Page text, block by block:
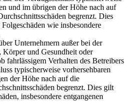
und im übrigen der Höhe nach auf
begrenzt. Dies
wie insbesondere
Unternehmern außer bei der
und Gesundheit oder
fahrlässigem Verhalten des Betreibers
typischerweise vorhersehbaren
der Höhe nach auf die
begrenzt. Dies gilt
insbesondere entgangenen